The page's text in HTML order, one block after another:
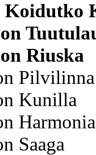
Koidutko
Riuska
Pilvilinna
Kunilla
Harmonia
Saaga